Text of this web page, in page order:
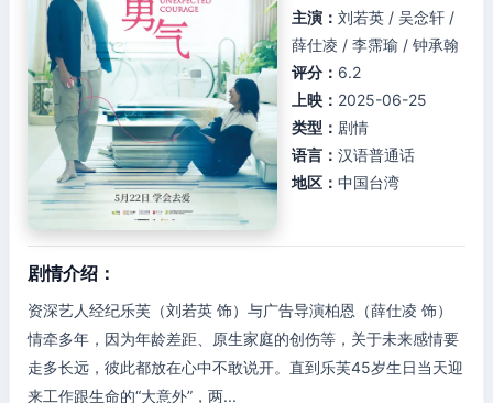
主演： 刘若英 / 吴念轩 /
薛仕凌 / 李霈瑜 / 钟承翰
评分： 6.2
上映： 2025-06-25
类型： 剧情
语言： 汉语普通话
地区： 中国台湾
剧情介绍：
资深艺人经纪乐芙（刘若英 饰）与广告导演柏恩（薛仕凌 饰）
情牵多年，因为年龄差距、原生家庭的创伤等，关于未来感情要
走多长远，彼此都放在心中不敢说开。直到乐芙45岁生日当天迎
来工作跟生命的“大意外”，两...